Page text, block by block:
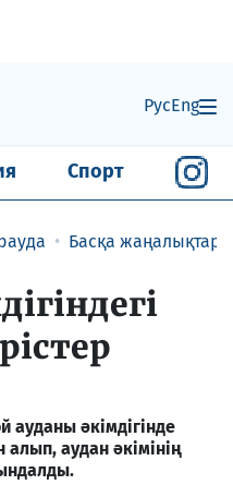
РусEng
Спорт
Басқа жаңалықтар
әкімдігінде
аудан әкімінің